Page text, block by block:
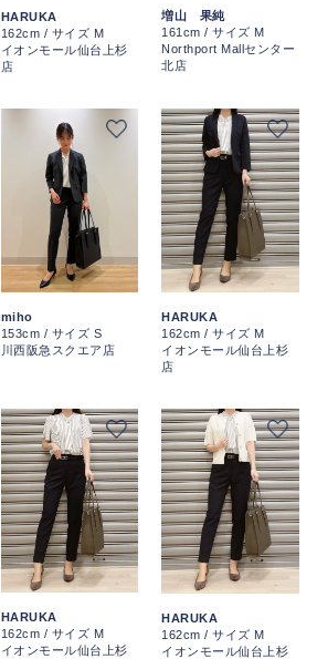
HARUKA
162cm / サイズ M
イオンモール仙台上杉
店
増山 果純
161cm / サイズ M
Northport Mallセンター
北店
miho
153cm / サイズ S
川西阪急スクエア店
HARUKA
162cm / サイズ M
イオンモール仙台上杉
店
HARUKA
162cm / サイズ M
イオンモール仙台上杉
HARUKA
162cm / サイズ M
イオンモール仙台上杉